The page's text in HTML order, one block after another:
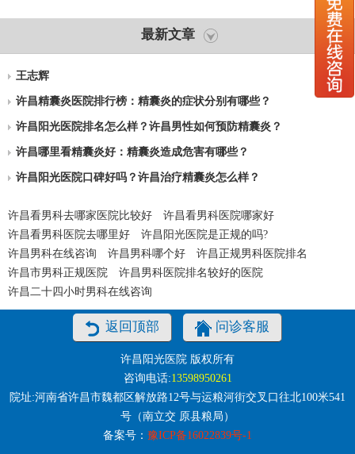
最新文章
王志辉
许昌精囊炎医院排行榜：精囊炎的症状分别有哪些？
许昌阳光医院排名怎么样？许昌男性如何预防精囊炎？
许昌哪里看精囊炎好：精囊炎造成危害有哪些？
许昌阳光医院口碑好吗？许昌治疗精囊炎怎么样？
许昌看男科去哪家医院比较好
许昌看男科医院哪家好
许昌看男科医院去哪里好
许昌阳光医院是正规的吗?
许昌男科在线咨询
许昌男科哪个好
许昌正规男科医院排名
许昌市男科正规医院
许昌男科医院排名较好的医院
许昌二十四小时男科在线咨询
返回顶部 问诊客服
许昌阳光医院 版权所有
咨询电话:13598950261
院址:河南省许昌市魏都区解放路12号与运粮河街交叉口往北100米541
号（南立交 原县粮局）
备案号： 豫ICP备16022839号-1